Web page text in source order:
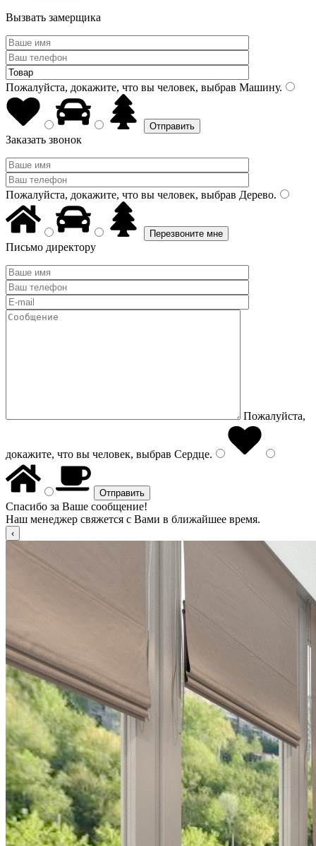
Вызвать замерщика
Пожалуйста, докажите, что вы человек, выбрав Машину.
Заказать звонок
Пожалуйста, докажите, что вы человек, выбрав Дерево.
Письмо директору
Пожалуйста,
докажите, что вы человек, выбрав Сердце.
Спасибо за Ваше сообщение!
Наш менеджер свяжется с Вами в ближайшее время.